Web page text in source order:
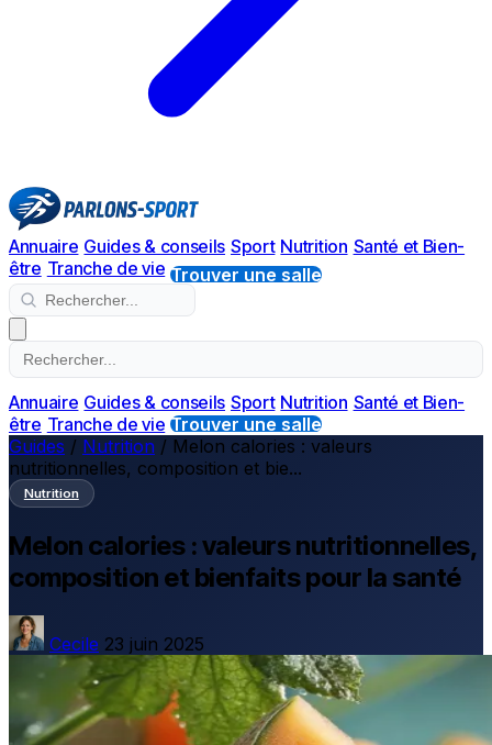
Annuaire Guides & conseils Sport Nutrition Santé et Bien-
être Tranche de vie Trouver une salle
Annuaire Guides & conseils Sport Nutrition Santé et Bien-
être Tranche de vie Trouver une salle
Guides / Nutrition / Melon calories : valeurs
nutritionnelles, composition et bie...
Nutrition
Melon calories : valeurs nutritionnelles,
composition et bienfaits pour la santé
Cecile 23 juin 2025